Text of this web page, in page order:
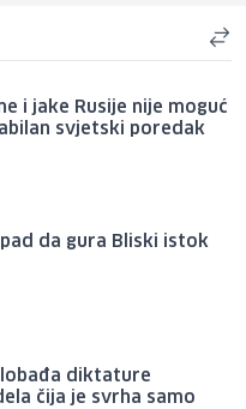
i jake Rusije nije moguć
svjetski poredak
da gura Bliski istok
diktature
čija je svrha samo